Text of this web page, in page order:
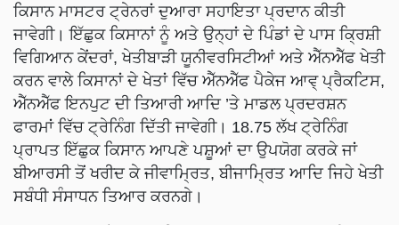
ਕਿਸਾਨ ਮਾਸਟਰ ਟ੍ਰੇਨਰਾਂ ਦੁਆਰਾ ਸਹਾਇਤਾ ਪ੍ਰਦਾਨ ਕੀਤੀ
ਜਾਵੇਗੀ। ਇੱਛੁਕ ਕਿਸਾਨਾਂ ਨੂੰ ਅਤੇ ਉਨ੍ਹਾਂ ਦੇ ਪਿੰਡਾਂ ਦੇ ਪਾਸ ਕ੍ਰਿਸ਼ੀ
ਵਿਗਿਆਨ ਕੇਂਦਰਾਂ, ਖੇਤੀਬਾੜੀ ਯੂਨੀਵਰਸਿਟੀਆਂ ਅਤੇ ਐੱਨਐੱਫ ਖੇਤੀ
ਕਰਨ ਵਾਲੇ ਕਿਸਾਨਾਂ ਦੇ ਖੇਤਾਂ ਵਿੱਚ ਐੱਨਐੱਫ ਪੈਕੇਜ ਆਵ੍ ਪ੍ਰੈਕਟਿਸ,
ਐੱਨਐੱਫ ਇਨਪੁਟ ਦੀ ਤਿਆਰੀ ਆਦਿ ’ਤੇ ਮਾਡਲ ਪ੍ਰਦਰਸ਼ਨ
ਫਾਰਮਾਂ ਵਿੱਚ ਟ੍ਰੇਨਿੰਗ ਦਿੱਤੀ ਜਾਵੇਗੀ। 18.75 ਲੱਖ ਟ੍ਰੇਨਿੰਗ
ਪ੍ਰਾਪਤ ਇੱਛੁਕ ਕਿਸਾਨ ਆਪਣੇ ਪਸ਼ੂਆਂ ਦਾ ਉਪਯੋਗ ਕਰਕੇ ਜਾਂ
ਬੀਆਰਸੀ ਤੋਂ ਖਰੀਦ ਕੇ ਜੀਵਾਮ੍ਰਿਤ, ਬੀਜਾਮ੍ਰਿਤ ਆਦਿ ਜਿਹੇ ਖੇਤੀ
ਸਬੰਧੀ ਸੰਸਾਧਨ ਤਿਆਰ ਕਰਨਗੇ।